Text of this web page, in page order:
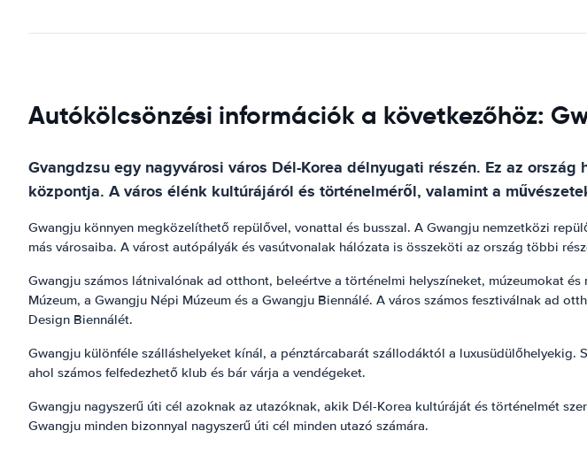
Autókölcsönzési információk a következőhöz:
Gvangdzsu egy nagyvárosi város Dél-Korea délnyugati részén. Ez az
központja. A város élénk kultúrájáról és történelméről, valamint a
Gwangju könnyen megközelíthető repülővel, vonattal és busszal. A Gwangju nemzetközi
más városaiba. A várost autópályák és vasútvonalak hálózata is összeköti az ország többi
Gwangju számos látnivalónak ad otthont, beleértve a történelmi helyszíneket, múzeumokat
Múzeum, a Gwangju Népi Múzeum és a Gwangju Biennálé. A város számos fesztiválnak ad
Design Biennálét.
Gwangju különféle szálláshelyeket kínál, a pénztárcabarát szállodáktól a
ahol számos felfedezhető klub és bár várja a vendégeket.
Gwangju nagyszerű úti cél azoknak az utazóknak, akik Dél-Korea kultúráját és történelmét
Gwangju minden bizonnyal nagyszerű úti cél minden utazó számára.